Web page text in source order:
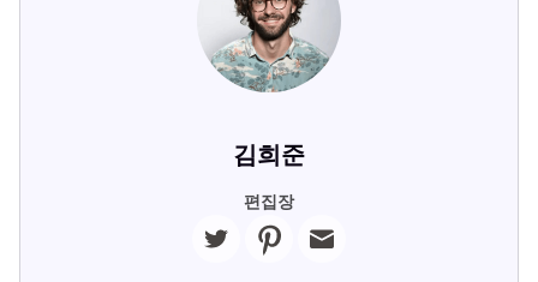
김희준
편집장